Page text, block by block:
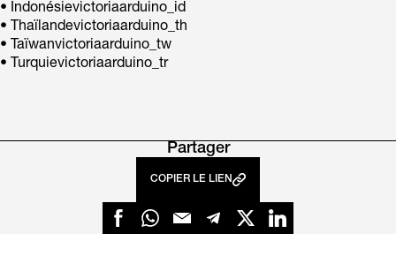
• Indonésievictoriaarduino_id
• Thaïlandevictoriaarduino_th
• Taïwanvictoriaarduino_tw
• Turquievictoriaarduino_tr
Partager
COPIER LE LIEN